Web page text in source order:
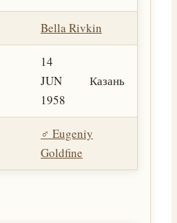
Bella Rivkin
14
JUN
1958
Казань
♂️ Eugeniy
Goldfine